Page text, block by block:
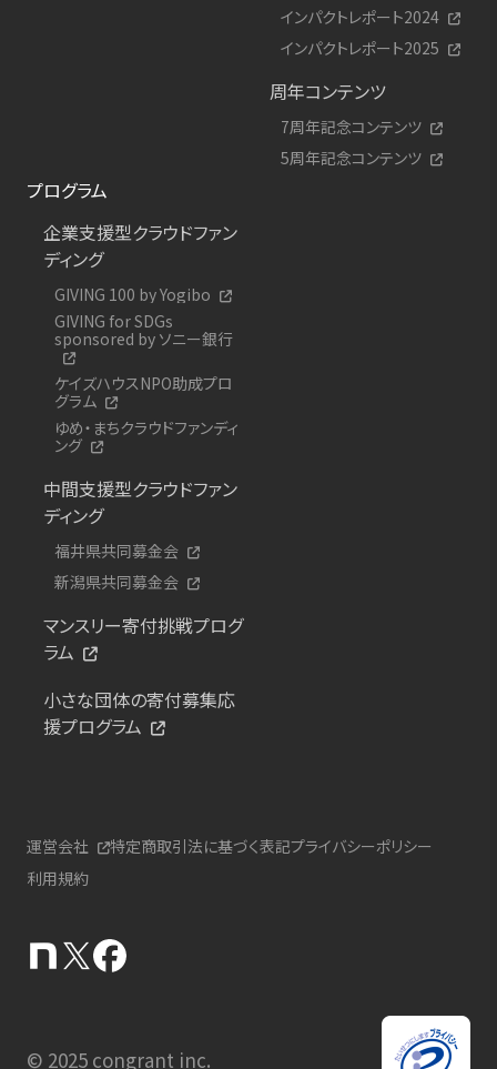
インパクトレポート2024
インパクトレポート2025
周年コンテンツ
7周年記念コンテンツ
5周年記念コンテンツ
プログラム
企業支援型クラウドファン
ディング
GIVING 100 by Yogibo
GIVING for SDGs
sponsored by ソニー銀行
ケイズハウスNPO助成プロ
グラム
ゆめ・まちクラウドファンディ
ング
中間支援型クラウドファン
ディング
福井県共同募金会
新潟県共同募金会
マンスリー寄付挑戦プログ
ラム
小さな団体の寄付募集応
援プログラム
運営会社 特定商取引法に基づく表記プライバシーポリシー
利用規約
© 2025 congrant inc.